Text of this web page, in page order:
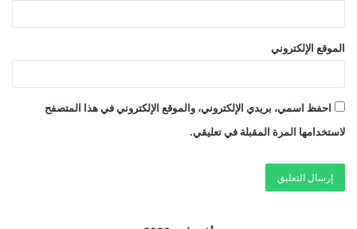
الموقع الإلكتروني
احفظ اسمي، بريدي الإلكتروني، والموقع الإلكتروني في هذا المتصفح
لاستخدامها المرة المقبلة في تعليقي.